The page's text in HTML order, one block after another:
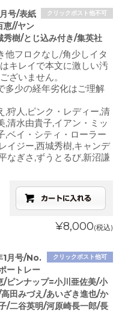
クリックポスト他不可
号/表紙
恵//ヤン
秀樹/とじ込み付き/集英社
他フロクなし/角少しイタ
キレイで本文に激しい汚
ざいません。
多少の経年劣化はご理解
,狩人,ピンク・レディー,清
,清水由貴子,イアン・ミッ
,ベイ・シティ・ローラー
イジー,西城秀樹,キャンデ
なぎさ,ずうとるび,新沼謙
¥8,000(税込)
クリックポスト他可
1月号/No.
ートレー
/ピンナップ=小川亜佐美/小
田みづえ/あいざき進也/か
/二谷英明/河原崎長一郎/長